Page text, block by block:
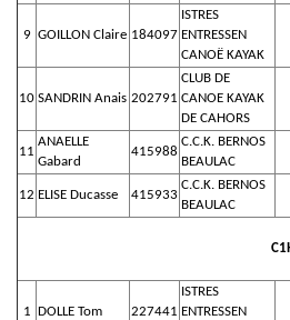
9 GOILLON Claire 184097
ISTRES
ENTRESSEN
CANOË KAYAK
10 SANDRIN Anais 202791
CLUB DE
CANOE KAYAK
DE CAHORS
11
ANAELLE
Gabard
415988
C.C.K. BERNOS
BEAULAC
12 ELISE Ducasse 415933
C.C.K. BERNOS
BEAULAC
1 DOLLE Tom 227441
ISTRES
ENTRESSEN